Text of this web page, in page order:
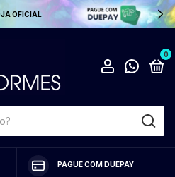
0
PAGUE COM DUEPAY